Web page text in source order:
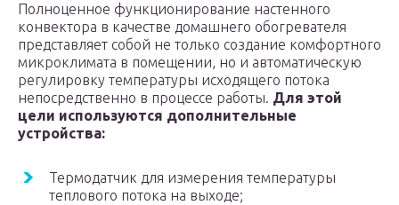
Полноценное функционирование настенного
конвектора в качестве домашнего обогревателя
представляет собой не только создание комфортного
микроклимата в помещении, но и автоматическую
регулировку температуры исходящего потока
непосредственно в процессе работы. Для этой
цели используются дополнительные
устройства:
Термодатчик для измерения температуры
теплового потока на выходе;